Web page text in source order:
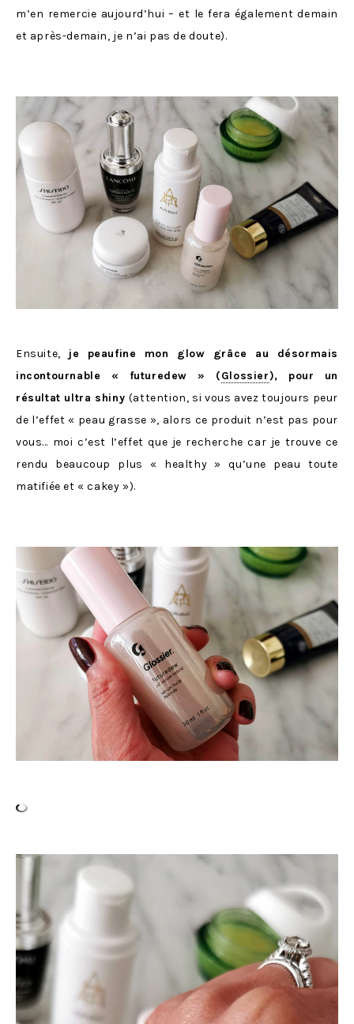
m’en remercie aujourd’hui – et le fera également demain
et après-demain, je n’ai pas de doute).
Ensuite,
je peaufine mon glow grâce au désormais
incontournable « futuredew » (Glossier), pour un
résultat ultra shiny (attention, si vous avez toujours peur
de l’effet « peau grasse », alors ce produit n’est pas pour
vous… moi c’est l’effet que je recherche car je trouve ce
rendu beaucoup plus « healthy » qu’une peau toute
matifiée et « cakey »).